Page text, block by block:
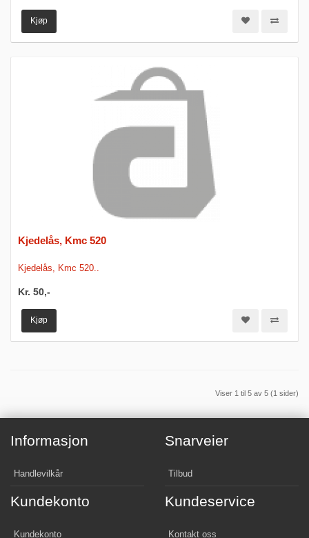
Kjøp
Kjedelås, Kmc 520
Kjedelås, Kmc 520..
Kr. 50,-
Kjøp
Viser 1 til 5 av 5 (1 sider)
Informasjon
Handlevilkår
Snarveier
Tilbud
Kundekonto
Kundekonto
Kundeservice
Kontakt oss